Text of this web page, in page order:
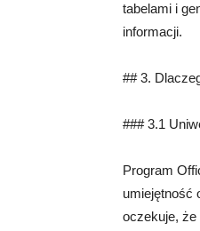
tabelami i
informacji.
## 3.
### 3.1
Program
umiejętność
oczekuje, że